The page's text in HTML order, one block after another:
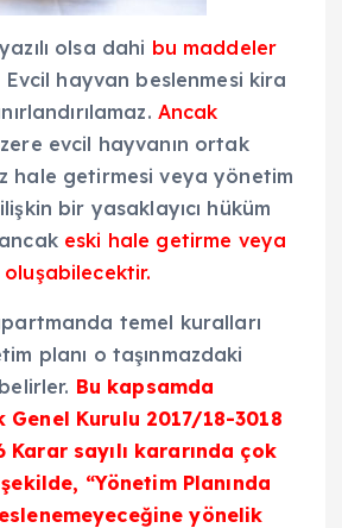
olsa dahi bu maddeler
Evcil hayvan beslenmesi kira
Ancak
evcil hayvanın ortak
hale getirmesi veya yönetim
bir yasaklayıcı hüküm
eski hale getirme veya
temel kuralları
planı o taşınmazdaki
Bu kapsamda
Genel Kurulu 2017/18-3018
Karar sayılı kararında çok
“Yönetim Planında
yönelik